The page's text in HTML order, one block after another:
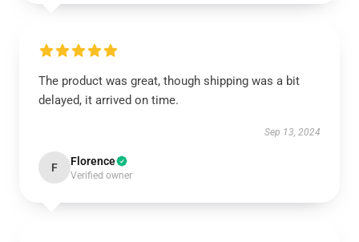
The product was great, though shipping was a bit
delayed, it arrived on time.
Sep 13, 2024
F Florence
Verified owner